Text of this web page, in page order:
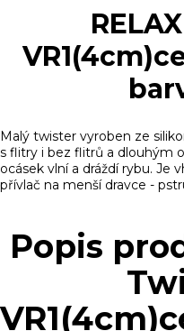
Malý twister vyroben ze
s flitry i bez flitrů a dlouhým
ocásek vlní a dráždí rybu. Je
přívlač na menší dravce -
Popis